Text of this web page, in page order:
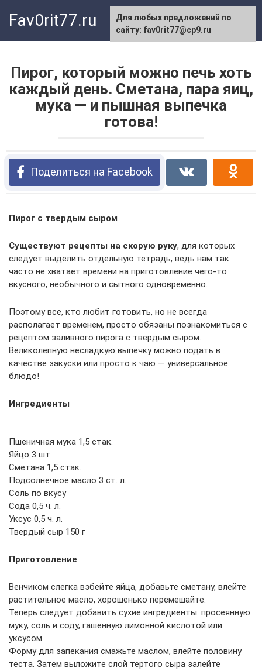
Fav0rit77.ru
Пирог, который можно печь хоть
каждый день. Сметана, пара яиц,
мука — и пышная выпечка
готова!
Поделиться на Facebook
Пирог с твердым сыром
Существуют рецепты на скорую руку, для которых
следует выделить отдельную тетрадь, ведь нам так
часто не хватает времени на приготовление чего-то
вкусного, необычного и сытного одновременно.
Поэтому все, кто любит готовить, но не всегда
располагает временем, просто обязаны познакомиться с
рецептом заливного пирога с твердым сыром.
Великолепную несладкую выпечку можно подать в
качестве закуски или просто к чаю — универсальное
блюдо!
Ингредиенты
Пшеничная мука 1,5 стак.
Яйцо 3 шт.
Сметана 1,5 стак.
Подсолнечное масло 3 ст. л.
Соль по вкусу
Сода 0,5 ч. л.
Уксус 0,5 ч. л.
Твердый сыр 150 г
Приготовление
Венчиком слегка взбейте яйца, добавьте сметану, влейте
растительное масло, хорошенько перемешайте.
Теперь следует добавить сухие ингредиенты: просеянную
муку, соль и соду, гашенную лимонной кислотой или
уксусом.
Форму для запекания смажьте маслом, влейте половину
теста. Затем выложите слой тертого сыра залейте
Для любых предложений по
сайту: fav0rit77@cp9.ru